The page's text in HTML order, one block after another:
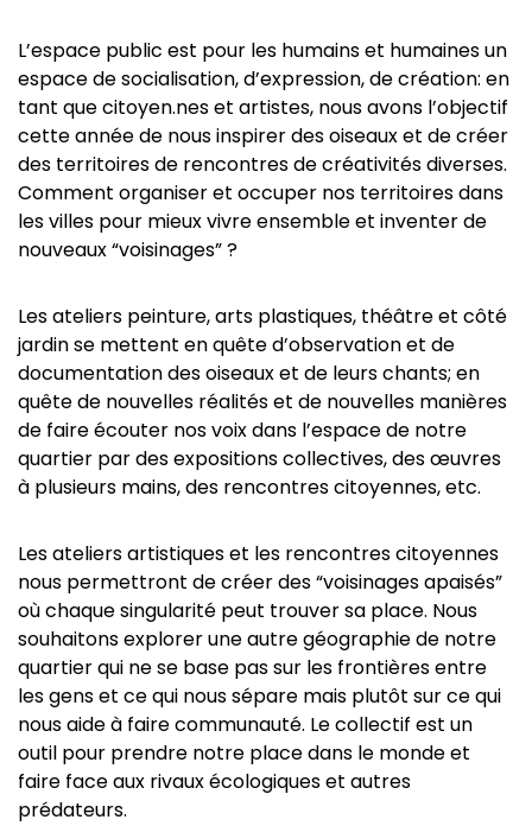
L’espace public est pour les humains et humaines un
espace de socialisation, d’expression, de création: en
tant que citoyen.nes et artistes, nous avons l’objectif
cette année de nous inspirer des oiseaux et de créer
des territoires de rencontres de créativités diverses.
Comment organiser et occuper nos territoires dans
les villes pour mieux vivre ensemble et inventer de
nouveaux “voisinages” ?
Les ateliers peinture, arts plastiques, théâtre et côté
jardin se mettent en quête d’observation et de
documentation des oiseaux et de leurs chants; en
quête de nouvelles réalités et de nouvelles manières
de faire écouter nos voix dans l’espace de notre
quartier par des expositions collectives, des œuvres
à plusieurs mains, des rencontres citoyennes, etc.
Les ateliers artistiques et les rencontres citoyennes
nous permettront de créer des “voisinages apaisés”
où chaque singularité peut trouver sa place. Nous
souhaitons explorer une autre géographie de notre
quartier qui ne se base pas sur les frontières entre
les gens et ce qui nous sépare mais plutôt sur ce qui
nous aide à faire communauté. Le collectif est un
outil pour prendre notre place dans le monde et
faire face aux rivaux écologiques et autres
prédateurs.